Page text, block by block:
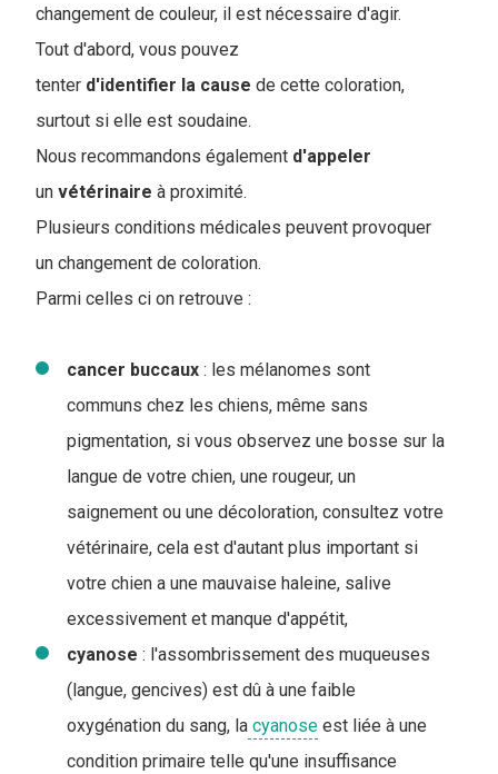
changement de couleur, il est nécessaire d'agir.
Tout d'abord, vous pouvez
tenter d'identifier la cause de cette coloration,
surtout si elle est soudaine.
Nous recommandons également d'appeler
un vétérinaire à proximité.
Plusieurs conditions médicales peuvent provoquer
un changement de coloration.
Parmi celles ci on retrouve :
cancer buccaux : les mélanomes sont
communs chez les chiens, même sans
pigmentation, si vous observez une bosse sur la
langue de votre chien, une rougeur, un
saignement ou une décoloration, consultez votre
vétérinaire, cela est d'autant plus important si
votre chien a une mauvaise haleine, salive
excessivement et manque d'appétit,
cyanose : l'assombrissement des muqueuses
(langue, gencives) est dû à une faible
oxygénation du sang, la cyanose est liée à une
condition primaire telle qu'une insuffisance